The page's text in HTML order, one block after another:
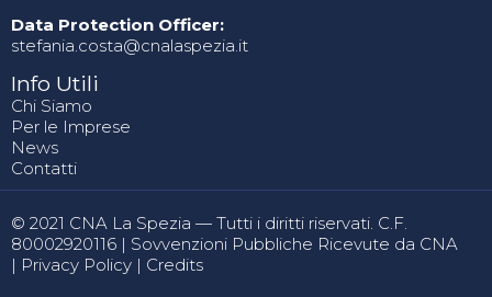
Data Protection Officer:
stefania.costa@cnalaspezia.it
Info Utili
Chi Siamo
Per le Imprese
News
Contatti
© 2021 CNA La Spezia — Tutti i diritti riservati. C.F.
80002920116 | Sovvenzioni Pubbliche Ricevute da CNA
| Privacy Policy | Credits